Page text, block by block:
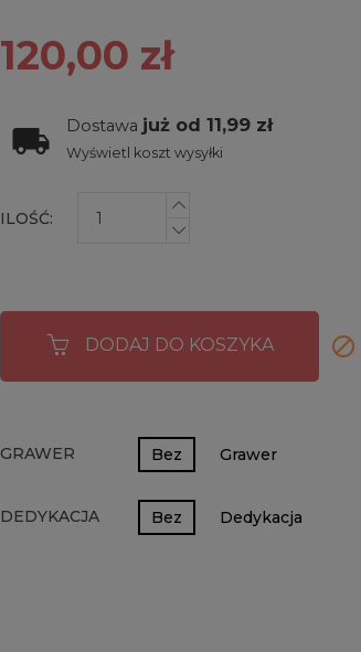
120,00 zł
Dostawa już od 11,99 zł
Wyświetl koszt wysyłki
ILOŚĆ:
DODAJ DO KOSZYKA 
GRAWER Bez Grawer
DEDYKACJA Bez Dedykacja